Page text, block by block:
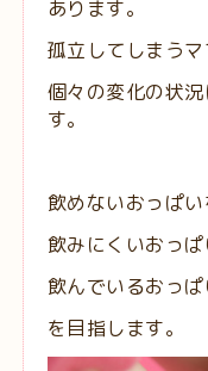
あります。
孤立してしまうマ
個々の変化の状
す。
飲めないおっぱ
飲みにくいおっ
飲んでいるおっ
を目指します。